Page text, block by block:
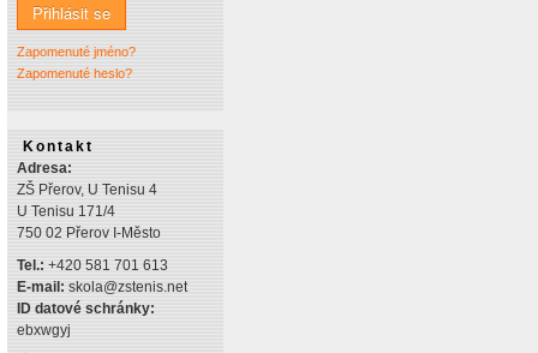
Přihlásit se
Zapomenuté jméno?
Zapomenuté heslo?
Kontakt
Adresa:
ZŠ Přerov, U Tenisu 4
U Tenisu 171/4
750 02 Přerov I-Město
Tel.: +420 581 701 613
E-mail: skola@zstenis.net
ID datové schránky:
ebxwgyj